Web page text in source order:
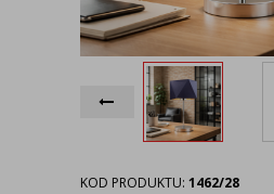
KOD PRODUKTU: 1462/28